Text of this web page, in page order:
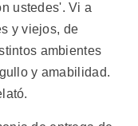
ustedes'. Vi a
y viejos, de
ambientes
y amabilidad.